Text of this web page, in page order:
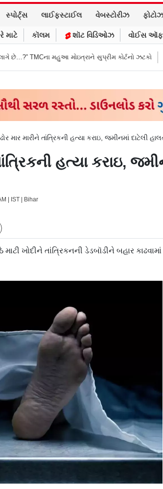
સ્પોર્ટ્સ લાઈફસ્ટાઈલ વેબસ્ટોરીઝ ફોટોઝ
માટે કૉલમ શૉટ વિડિઓઝ વોઈસ
મહુઆ મોઇત્રાને સુપ્રીમ કોર્ટનો ઝટકો બૉમ્બની
માર મારીને તાંત્રિકની હત્યા કરાઇ, જમીનમાં દાટેલી
હત્યા કરાઇ,
| IST | Bihar
ખોદીને તાંત્રિકનની ડેડબૉડીને બહાર કાઢવામાં